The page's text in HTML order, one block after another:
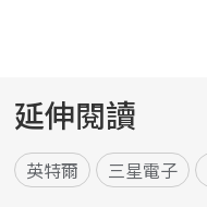
延伸閱讀
英特爾 三星電子